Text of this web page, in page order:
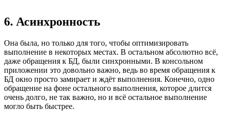
6. Асинхронность
Она была, но только для того, чтобы оптимизировать
выполнение в некоторых местах. В остальном абсолютно всё,
даже обращения к БД, были синхронными. В консольном
приложении это довольно важно, ведь во время обращения к
БД окно просто замирает и ждёт выполнения. Конечно, одно
обращение на фоне остального выполнения, которое длится
очень долго, не так важно, но и всё остальное выполнение
могло быть быстрее.